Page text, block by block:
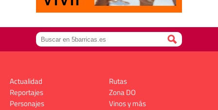
Actualidad
Reportajes
Personajes
Rutas
Zona DO
Vinos y más